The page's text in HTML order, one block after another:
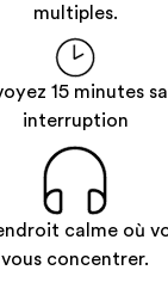
multiples.
15 minutes
interruption
calme où
vous concentrer.